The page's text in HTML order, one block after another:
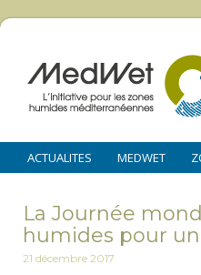
ACTUALITES MEDWET
La Journée
humides pour
21 décembre 2017